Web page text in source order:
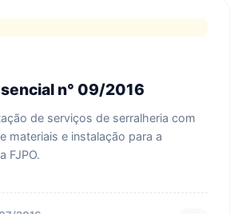
n° 09/2016
de serviços de serralheria com
materiais e instalação para a
FJPO.